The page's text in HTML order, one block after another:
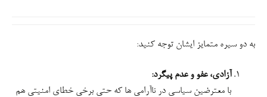
“کسانی که در خیابان فساد و تخریب میکنند و کردند، اینها همه
هیجان ناشی از ملاحظه‌ی فرض کنید که فلان برنامه‌ی اینترنتی
اینها را به خیابان میکشاند؛ (…)مشکل اینها را با یک تنبیهی